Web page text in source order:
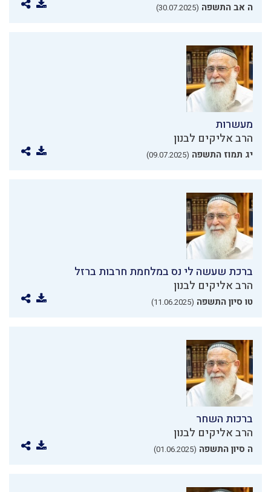
ה אב התשפה (30.07.2025)
מעשרות
הרב אליקים לבנון
יג תמוז התשפה (09.07.2025)
ברכת שעשה לי נס במלחמת חרבות ברזל
הרב אליקים לבנון
טו סיון התשפה (11.06.2025)
ברכות השחר
הרב אליקים לבנון
ה סיון התשפה (01.06.2025)